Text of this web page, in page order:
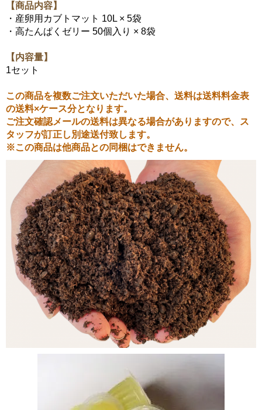
【商品内容】
・産卵用カブトマット 10L × 5袋
・高たんぱくゼリー 50個入り × 8袋
【内容量】
1セット
この商品を複数ご注文いただいた場合、送料は送料料金表
の送料×ケース分となります。
ご注文確認メールの送料は異なる場合がありますので、ス
タッフが訂正し別途送付致します。
※この商品は他商品との同梱はできません。